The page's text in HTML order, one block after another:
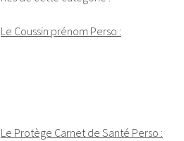
Le Coussin prénom Perso :
Le Protège Carnet de Santé Perso :